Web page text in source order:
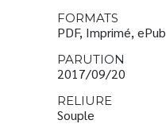
FORMATS
PDF, Imprimé, ePub
PARUTION
2017/09/20
RELIURE
Souple